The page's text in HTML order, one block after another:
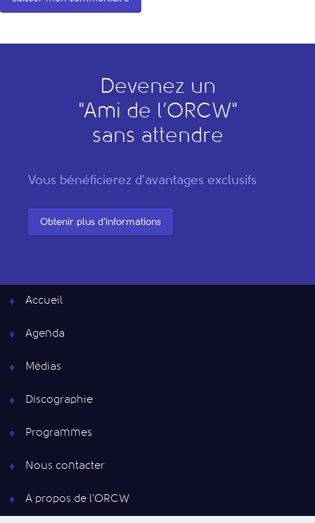
Devenez un
"Ami de l’ORCW"
sans attendre
Vous bénéficierez d'avantages exclusifs
Obtenir plus d'informations
Accueil
Agenda
Médias
Discographie
Programmes
Nous contacter
A propos de l’ORCW